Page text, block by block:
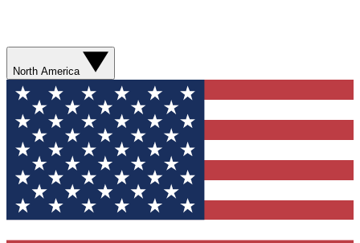
North America